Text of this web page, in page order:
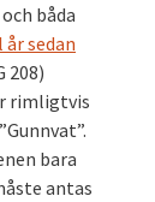
båda
sedan
208)
rimligtvis
bara
antas